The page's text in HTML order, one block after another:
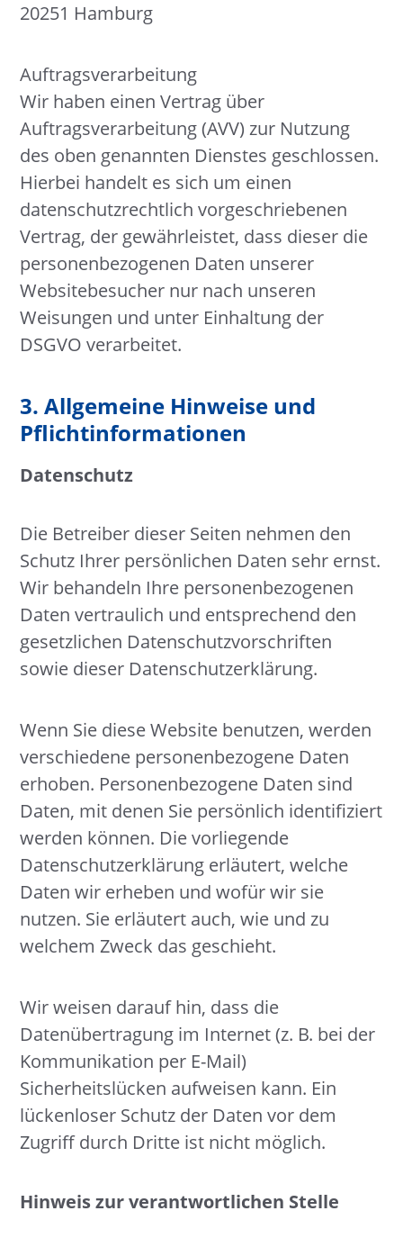
20251 Hamburg
Auftragsverarbeitung
Wir haben einen Vertrag über
Auftragsverarbeitung (AVV) zur Nutzung
des oben genannten Dienstes geschlossen.
Hierbei handelt es sich um einen
datenschutzrechtlich vorgeschriebenen
Vertrag, der gewährleistet, dass dieser die
personenbezogenen Daten unserer
Websitebesucher nur nach unseren
Weisungen und unter Einhaltung der
DSGVO verarbeitet.
3. Allgemeine Hinweise und
Pflicht­informationen
Datenschutz
Die Betreiber dieser Seiten nehmen den
Schutz Ihrer persönlichen Daten sehr ernst.
Wir behandeln Ihre personenbezogenen
Daten vertraulich und entsprechend den
gesetzlichen Datenschutzvorschriften
sowie dieser Datenschutzerklärung.
Wenn Sie diese Website benutzen, werden
verschiedene personenbezogene Daten
erhoben. Personenbezogene Daten sind
Daten, mit denen Sie persönlich identifiziert
werden können. Die vorliegende
Datenschutzerklärung erläutert, welche
Daten wir erheben und wofür wir sie
nutzen. Sie erläutert auch, wie und zu
welchem Zweck das geschieht.
Wir weisen darauf hin, dass die
Datenübertragung im Internet (z. B. bei der
Kommunikation per E-Mail)
Sicherheitslücken aufweisen kann. Ein
lückenloser Schutz der Daten vor dem
Zugriff durch Dritte ist nicht möglich.
Hinweis zur verantwortlichen Stelle